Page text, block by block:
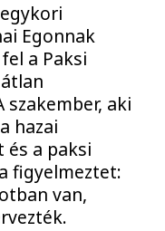
Egonnak
a Paksi
aki
hazai
a paksi
figyelmeztet:
van,